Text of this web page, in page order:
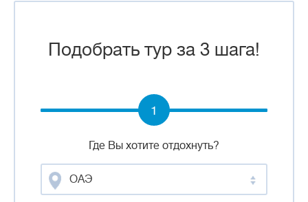
Подобрать тур за 3 шага!
Где Вы хотите отдохнуть?
ОАЭ
1